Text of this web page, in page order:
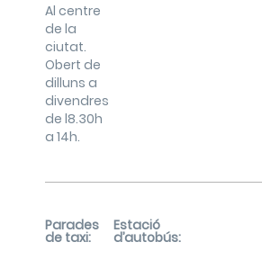
Al centre
de la
ciutat.
Obert de
dilluns a
divendres
de l8.30h
a 14h.
Parades
de taxi:
Estació
d’autobús: